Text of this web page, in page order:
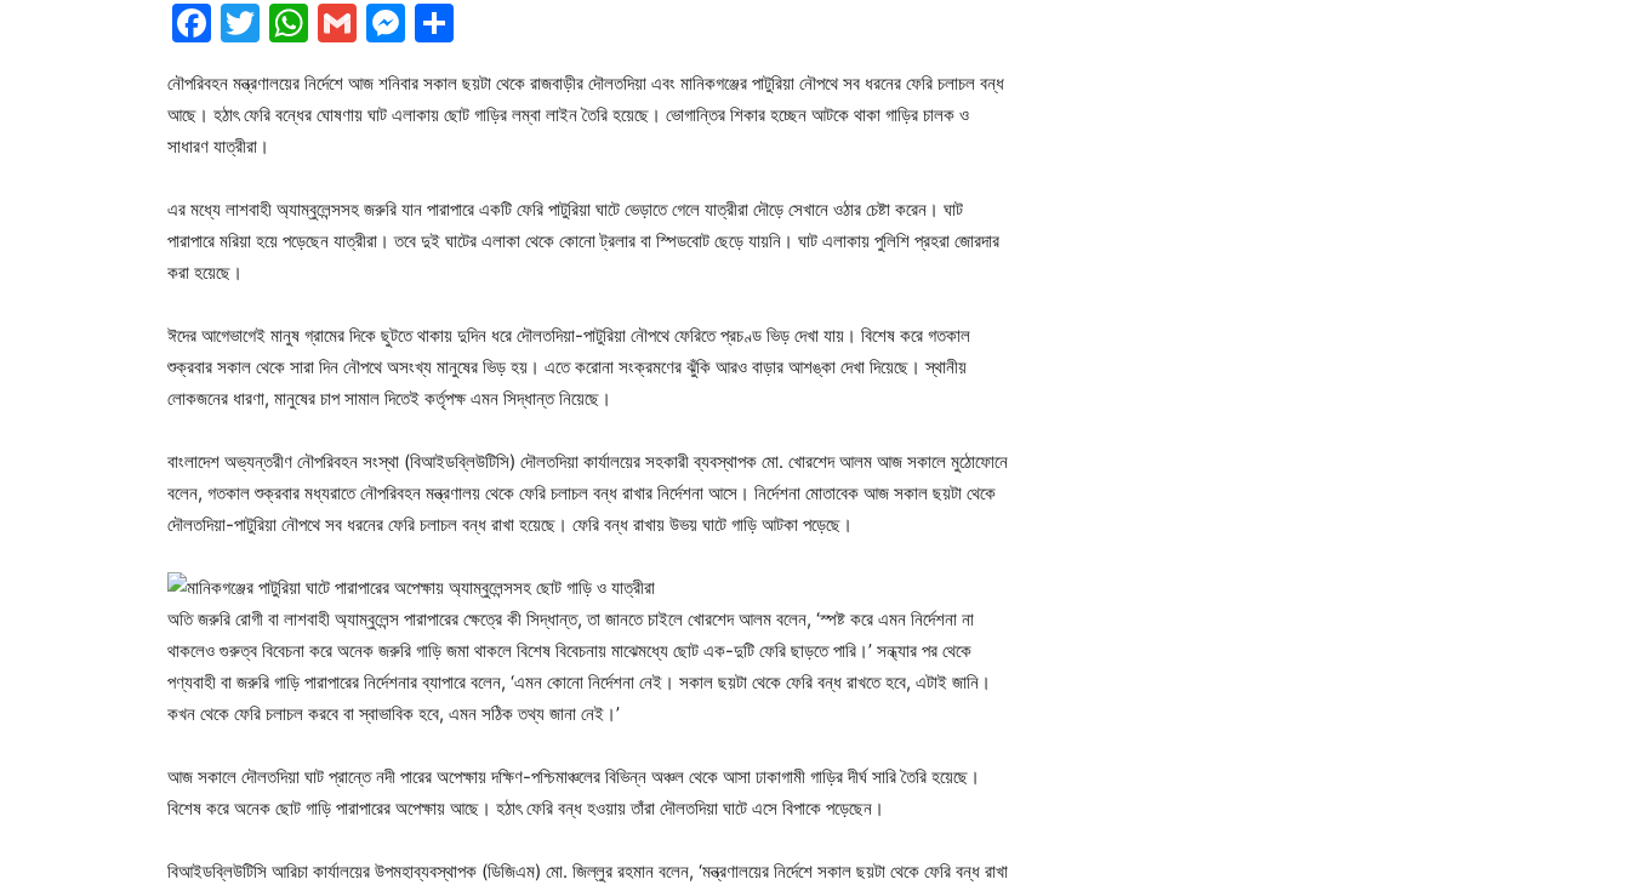
Facebook
Twitter
WhatsApp
GmailMessenger
নৌপরিবহন মন্ত্রণালয়ের নির্দেশে আজ শনিবার সকাল ছয়টা থেকে রাজবাড়ীর দৌলতদিয়া এবং মানিকগঞ্জের পাটুরিয়া নৌপথে সব ধরনের ফেরি চলাচল বন্ধ
আছে। হঠাৎ ফেরি বন্ধের ঘোষণায় ঘাট এলাকায় ছোট গাড়ির লম্বা লাইন তৈরি হয়েছে। ভোগান্তির শিকার হচ্ছেন আটকে থাকা গাড়ির চালক ও
সাধারণ যাত্রীরা।
এর মধ্যে লাশবাহী অ্যাম্বুলেন্সসহ জরুরি যান পারাপারে একটি ফেরি পাটুরিয়া ঘাটে ভেড়াতে গেলে যাত্রীরা দৌড়ে সেখানে ওঠার চেষ্টা করেন। ঘাট
পারাপারে মরিয়া হয়ে পড়েছেন যাত্রীরা। তবে দুই ঘাটের এলাকা থেকে কোনো ট্রলার বা স্পিডবোট ছেড়ে যায়নি। ঘাট এলাকায় পুলিশি প্রহরা জোরদার
করা হয়েছে।
ঈদের আগেভাগেই মানুষ গ্রামের দিকে ছুটতে থাকায় দুদিন ধরে দৌলতদিয়া-পাটুরিয়া নৌপথে ফেরিতে প্রচণ্ড ভিড় দেখা যায়। বিশেষ করে গতকাল
শুক্রবার সকাল থেকে সারা দিন নৌপথে অসংখ্য মানুষের ভিড় হয়। এতে করোনা সংক্রমণের ঝুঁকি আরও বাড়ার আশঙ্কা দেখা দিয়েছে। স্থানীয়
লোকজনের ধারণা, মানুষের চাপ সামাল দিতেই কর্তৃপক্ষ এমন সিদ্ধান্ত নিয়েছে।
বাংলাদেশ অভ্যন্তরীণ নৌপরিবহন সংস্থা (বিআইডব্লিউটিসি) দৌলতদিয়া কার্যালয়ের সহকারী ব্যবস্থাপক মো. খোরশেদ আলম আজ সকালে মুঠোফোনে
বলেন, গতকাল শুক্রবার মধ্যরাতে নৌপরিবহন মন্ত্রণালয় থেকে ফেরি চলাচল বন্ধ রাখার নির্দেশনা আসে। নির্দেশনা মোতাবেক আজ সকাল ছয়টা থেকে
দৌলতদিয়া-পাটুরিয়া নৌপথে সব ধরনের ফেরি চলাচল বন্ধ রাখা হয়েছে। ফেরি বন্ধ রাখায় উভয় ঘাটে গাড়ি আটকা পড়েছে।
অতি জরুরি রোগী বা লাশবাহী অ্যাম্বুলেন্স পারাপারের ক্ষেত্রে কী সিদ্ধান্ত, তা জানতে চাইলে খোরশেদ আলম বলেন, ‘স্পষ্ট করে এমন নির্দেশনা না
থাকলেও গুরুত্ব বিবেচনা করে অনেক জরুরি গাড়ি জমা থাকলে বিশেষ বিবেচনায় মাঝেমধ্যে ছোট এক-দুটি ফেরি ছাড়তে পারি।’ সন্ধ্যার পর থেকে
পণ্যবাহী বা জরুরি গাড়ি পারাপারের নির্দেশনার ব্যাপারে বলেন, ‘এমন কোনো নির্দেশনা নেই। সকাল ছয়টা থেকে ফেরি বন্ধ রাখতে হবে, এটাই জানি।
কখন থেকে ফেরি চলাচল করবে বা স্বাভাবিক হবে, এমন সঠিক তথ্য জানা নেই।’
আজ সকালে দৌলতদিয়া ঘাট প্রান্তে নদী পারের অপেক্ষায় দক্ষিণ-পশ্চিমাঞ্চলের বিভিন্ন অঞ্চল থেকে আসা ঢাকাগামী গাড়ির দীর্ঘ সারি তৈরি হয়েছে।
বিশেষ করে অনেক ছোট গাড়ি পারাপারের অপেক্ষায় আছে। হঠাৎ ফেরি বন্ধ হওয়ায় তাঁরা দৌলতদিয়া ঘাটে এসে বিপাকে পড়েছেন।
বিআইডব্লিউটিসি আরিচা কার্যালয়ের উপমহাব্যবস্থাপক (ডিজিএম) মো. জিল্লুর রহমান বলেন, ‘মন্ত্রণালয়ের নির্দেশে সকাল ছয়টা থেকে ফেরি বন্ধ রাখা